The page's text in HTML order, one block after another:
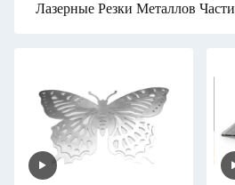
Лазерные Резки Металлов Части